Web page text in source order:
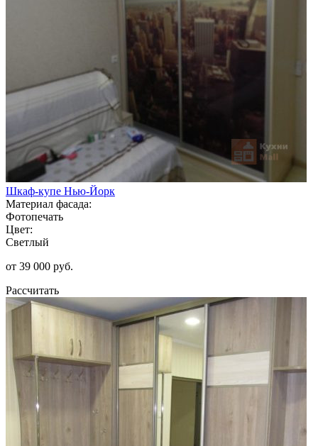
Шкаф-купе Нью-Йорк
Материал фасада:
Фотопечать
Цвет:
Светлый
от 39 000 руб.
Рассчитать